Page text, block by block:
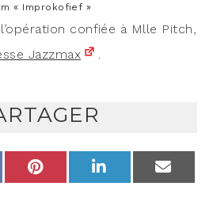
« Improkofief »
confiée à Mlle Pitch,
Jazz­max
.
PINTEREST LINKEDIN